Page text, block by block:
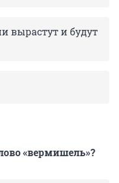
вырастут и будут
«вермишель»?